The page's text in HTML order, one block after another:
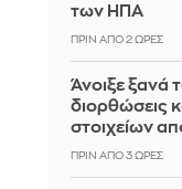
των ΗΠΑ
ΠΡΙΝ ΑΠΌ 2 ΏΡΕΣ
Άνοιξε ξανά
διορθώσεις
στοιχείων
ΠΡΙΝ ΑΠΌ 3 ΏΡΕΣ